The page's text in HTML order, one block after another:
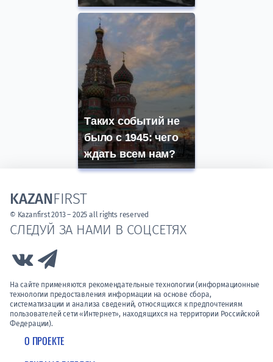
Таких событий не
было с 1945: чего
ждать всем нам?
О ПРОЕКТЕ
СЛЕДУЙ ЗА НАМИ В СОЦСЕТЯХ
Link to Vk
На сайте применяются рекомендательные технологии (информационные
технологии предоставления информации на основе сбора,
систематизации и анализа сведений, относящихся к предпочтениям
пользователей сети «Интернет», находящихся на территории Российской
Федерации).
KAZANFIRST
© Kazanfirst 2013 – 2025 all rights reserved